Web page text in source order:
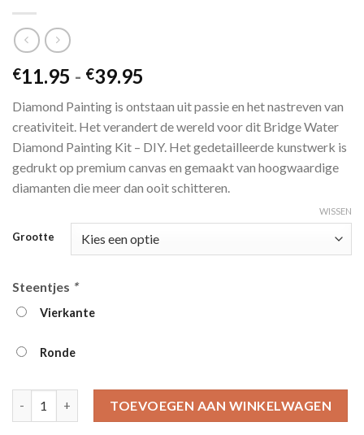
€11.95 - €39.95
tot
€39.95
Diamond Painting is ontstaan ​​uit passie en het nastreven van
creativiteit. Het verandert de wereld voor dit Bridge Water
Diamond Painting Kit – DIY. Het gedetailleerde kunstwerk is
gedrukt op premium canvas en gemaakt van hoogwaardige
diamanten die meer dan ooit schitteren.
Grootte
WISSEN
Steentjes *
Vierkante
Ronde
TOEVOEGEN AAN WINKELWAGEN